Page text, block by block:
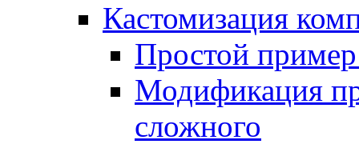
Кастомизация
Простой
Модификация
сложного